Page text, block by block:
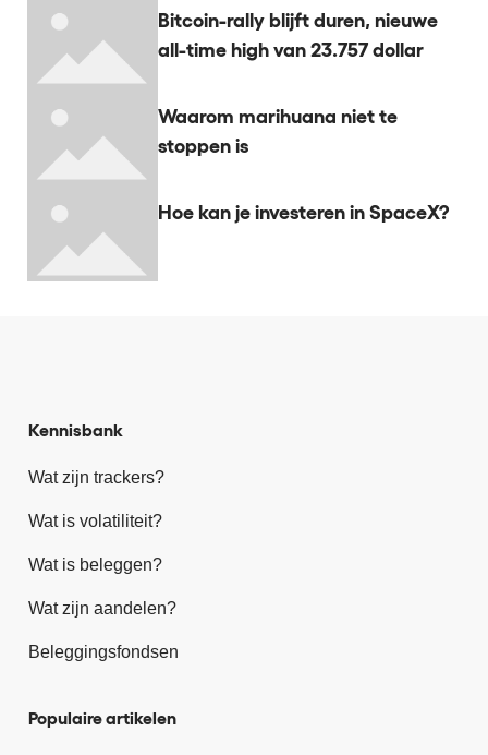
Bitcoin-rally blijft duren, nieuwe
all-time high van 23.757 dollar
Waarom marihuana niet te
stoppen is
Hoe kan je investeren in SpaceX?
Kennisbank
Wat zijn trackers?
Wat is volatiliteit?
Wat is beleggen?
Wat zijn aandelen?
Beleggingsfondsen
Populaire artikelen